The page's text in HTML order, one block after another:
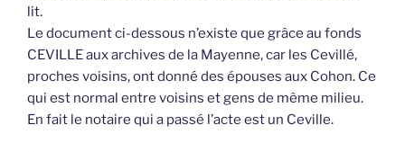
lit.
Le document ci-dessous n’existe que grâce au fonds
CEVILLE aux archives de la Mayenne, car les Cevillé,
proches voisins, ont donné des épouses aux Cohon. Ce
qui est normal entre voisins et gens de même milieu.
En fait le notaire qui a passé l’acte est un Ceville.